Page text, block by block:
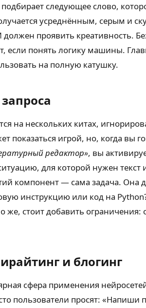
следующее слово,
усреднённым, серым и
проявить креативность.
если понять логику машины.
на полную катушку.
на нескольких китах,
показаться игрой, но, когда вы
редактор», вы
для которой нужен
компонент — сама задача.
инструкцию или код на
же, стоит добавить
и блогинг
сфера применения
пользователи просят: «Напиши